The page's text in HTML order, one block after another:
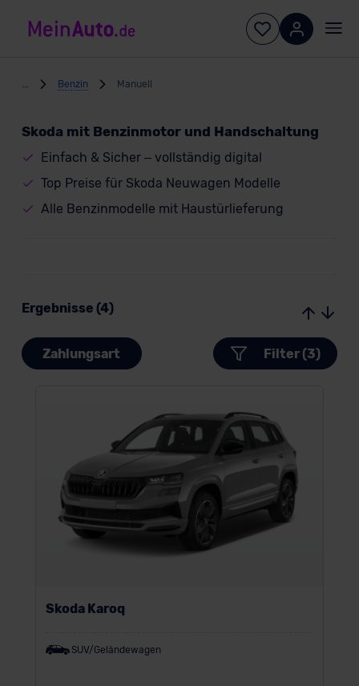
Benzin Manuell
Skoda mit Benzinmotor und Handschaltung
Einfach & Sicher – vollständig digital
Top Preise für Skoda Neuwagen Modelle
Alle Benzinmodelle mit Haustürlieferung
Ergebnisse (4)
Zahlungsart Filter (3)
Skoda Karoq
SUV/Geländewagen